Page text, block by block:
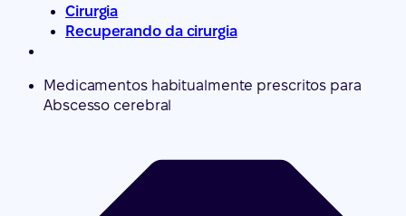
Cirurgia
Recuperando da cirurgia
Medicamentos habitualmente prescritos para
Abscesso cerebral